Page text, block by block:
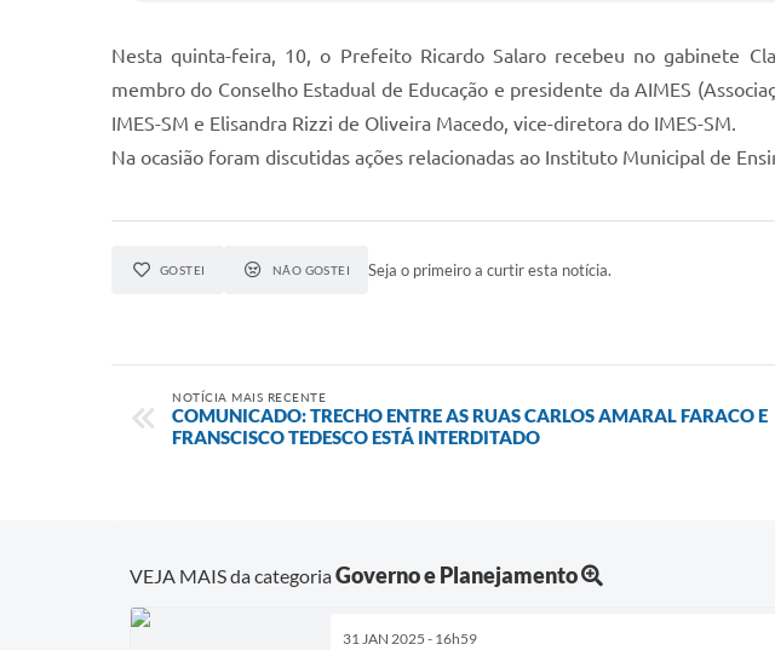
Nesta quinta-feira, 10, o Prefeito Ricardo Salaro recebeu no gabinete
membro do Conselho Estadual de Educação e presidente da AIMES
IMES-SM e Elisandra Rizzi de Oliveira Macedo, vice-diretora do IMES-SM.
Na ocasião foram discutidas ações relacionadas ao Instituto Municipal de
GOSTEI NÃO GOSTEI Seja o primeiro a curtir esta notícia.
NOTÍCIA MAIS RECENTE
COMUNICADO: TRECHO ENTRE AS RUAS CARLOS AMARAL FARACO E
FRANSCISCO TEDESCO ESTÁ INTERDITADO
VEJA MAIS da categoriaGoverno e Planejamento
31 JAN 2025 - 16h59